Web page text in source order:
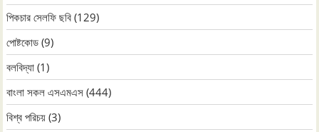
পিকচার সেলফি ছবি (129)
পোষ্টকোড (9)
বলবিদ্যা (1)
বাংলা সকল এসএমএস (444)
বিশ্ব পরিচয় (3)